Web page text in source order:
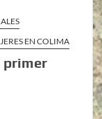
EN COLIMA
primer